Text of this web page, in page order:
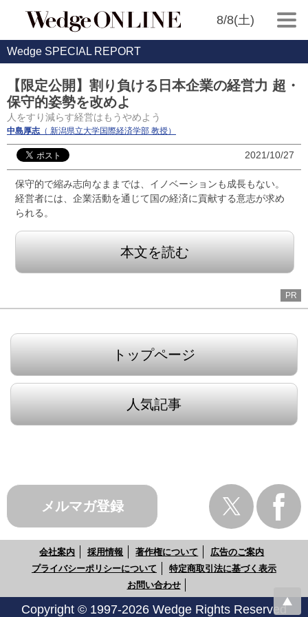
8/8(土)
Wedge SPECIAL REPORT
【限定公開】割り負ける日本企業の経営力 超・
保守的姿勢を改めよ
人をすり減らす経営はもうやめよう
中島厚志（ 新潟県立大学国際経済学部 教授）
2021/10/27
保守的で縮み志向なままでは、イノベーションも成長もない。
経営者には、企業活動を通じて国の経済に貢献する意志が求め
られる。
本文を読む
PR
トップページ
人気記事
メルマガ登録
会社案内 採用情報 著作権について
広告のご案内
プライバシーポリシーについて
特定商取引法に基づく表示
お問い合わせ
Copyright © 1997-2026 Wedge Rights Reserved